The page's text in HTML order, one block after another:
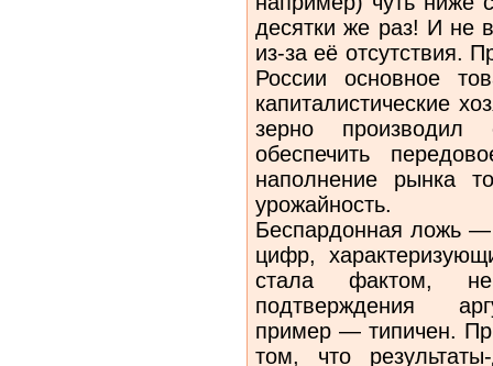
десятки же раз! И не
из-за её отсутствия.
России основное
капиталистические
зерно
обеспечить
наполнение рынка
урожайность.
Беспардонная ложь —
цифр,
стала фактом,
подтверждения
пример — типичен.
том, что